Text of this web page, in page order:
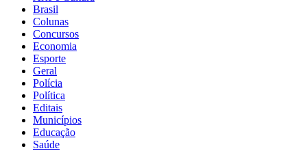
Brasil
Colunas
Concursos
Economia
Esporte
Geral
Polícia
Política
Editais
Municípios
Educação
Saúde